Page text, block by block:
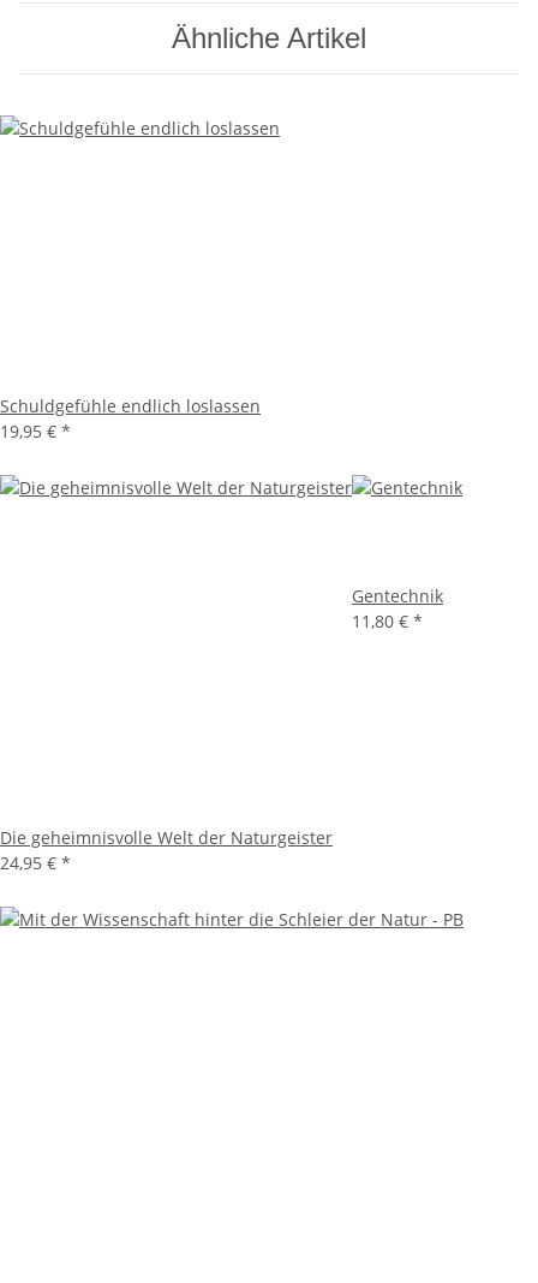
Ähnliche Artikel
Schuldgefühle endlich loslassen
19,95 € *
Die geheimnisvolle Welt der Naturgeister
24,95 € *
Gentechnik
11,80 € *